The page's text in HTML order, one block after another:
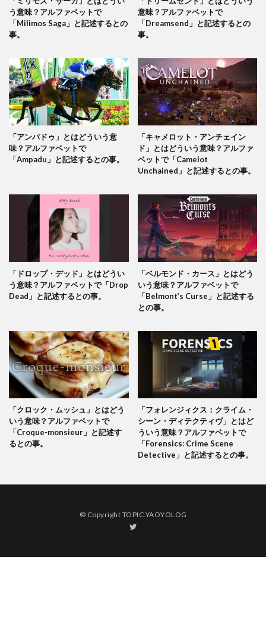
う意味？アルファベットで
「Milimos Saga」と記述するとの
事。
意味？アルファベットで
「Dreamsend」と記述するとの
事。
「アンパドゥ」とはどういう意
味？アルファベットで
「Ampadu」と記述するとの事。
「キャメロット・アンチェイン
ド」とはどういう意味？アルファ
ベットで「Camelot
Unchained」と記述するとの事。
「ドロップ・デッド」とはどうい
う意味？アルファベットで「Drop
Dead」と記述するとの事。
「ベルモンド・カース」とはどう
いう意味？アルファベットで
「Belmont’s Curse」と記述する
との事。
「クロック・ムッシュ」とはどう
いう意味？アルファベットで
「Croque-monsieur」と記述す
るとの事。
「フォレンジィクス：クライム・
シーン・ディテクティヴ」とはど
ういう意味？アルファベットで
「Forensics: Crime Scene
Detective」と記述するとの事。
© Copyright TOPIC.YAOYOLOG